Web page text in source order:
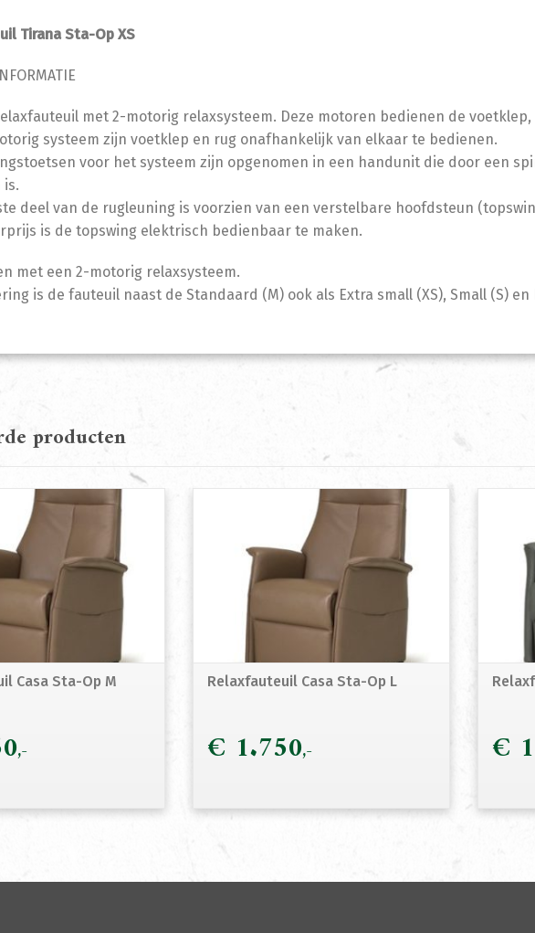
Tirana Sta-Op XS
met 2-motorig relaxsysteem. Deze motoren bedienen de
systeem zijn voetklep en rug onafhankelijk van elkaar te bedienen.
voor het systeem zijn opgenomen in een handunit die door een
deel van de rugleuning is voorzien van een verstelbare hoofdsteun
is de topswing elektrisch bedienbaar te maken.
met een 2-motorig relaxsysteem.
is de fauteuil naast de Standaard (M) ook als Extra small (XS), Small (S)
producten
Casa Sta-Op M Relaxfauteuil Casa Sta-Op L
€ 1.750 €